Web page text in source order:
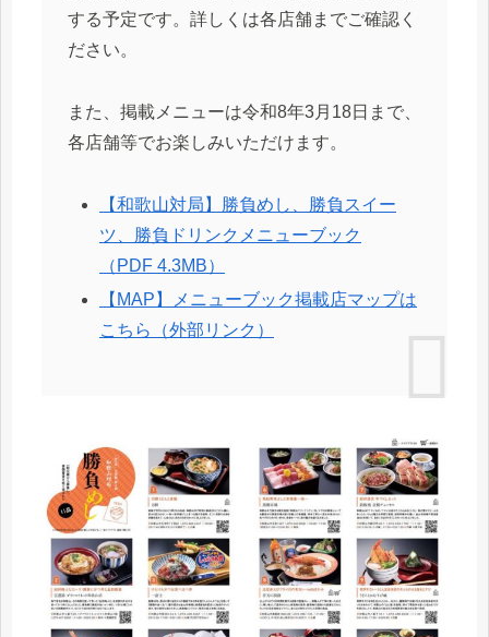
する予定です。詳しくは各店舗までご確認く
ださい。
また、掲載メニューは令和8年3月18日まで、
各店舗等でお楽しみいただけます。
【和歌山対局】勝負めし、勝負スイー
ツ、勝負ドリンクメニューブック
（PDF 4.3MB）
【MAP】メニューブック掲載店マップは
こちら（外部リンク）